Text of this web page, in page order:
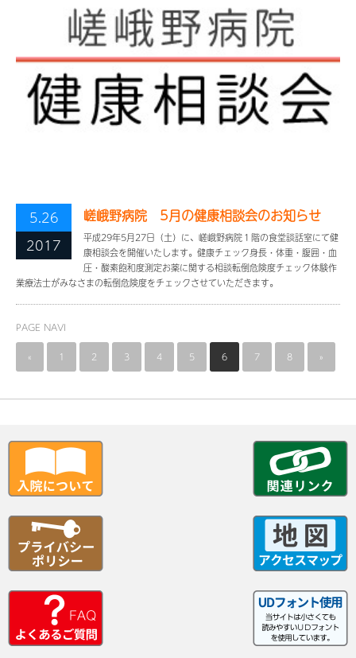
5.26
2017
嵯峨野病院 5月の健康相談会のお知らせ
平成29年5月27日（土）に、嵯峨野病院１階の食堂談話室にて健
康相談会を開催いたします。健康チェック身長・体重・腹囲・血
圧・酸素飽和度測定お薬に関する相談転倒危険度チェック体験作
業療法士がみなさまの転倒危険度をチェックさせていただきます。
PAGE NAVI
« 1 2 3 4 5 6 7 8 »